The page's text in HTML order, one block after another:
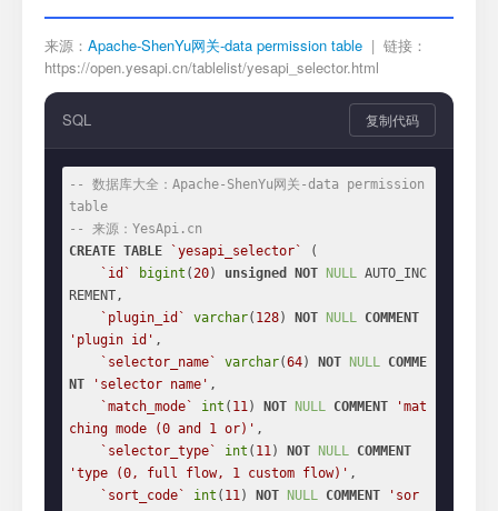
来源： Apache-ShenYu网关-data permission table | 链接：
https://open.yesapi.cn/tablelist/yesapi_selector.html
SQL 复制代码
-- 数据库大全：Apache-ShenYu网关-data permission
table
-- 来源：YesApi.cn
CREATE TABLE `yesapi_selector`
(
`id`
bigint (20) unsigned NOT NULL AUTO_INC
REMENT,
`plugin_id`
varchar( 128) NOT NULL COMMENT
'plugin id' ,
`selector_name`
varchar(64) NOT NULL COMME
NT
'selector name' ,
`match_mode`
int ( 11) NOT NULL COMMENT
'mat
ching mode (0 and 1 or)' ,
`selector_type`
int ( 11) NOT NULL COMMENT
'type (0, full flow, 1 custom flow)' ,
`sort_code`
int ( 11) NOT NULL COMMENT
'sor